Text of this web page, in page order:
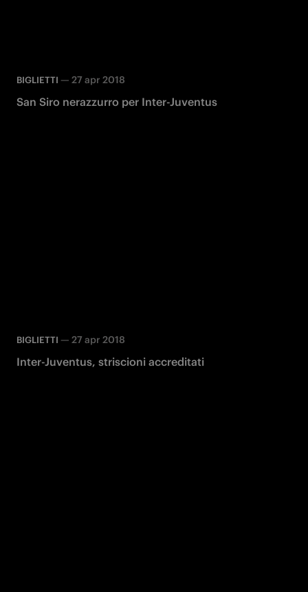
BIGLIETTI — 27 apr 2018
San Siro nerazzurro per Inter-Juventus
BIGLIETTI — 27 apr 2018
Inter-Juventus, striscioni accreditati